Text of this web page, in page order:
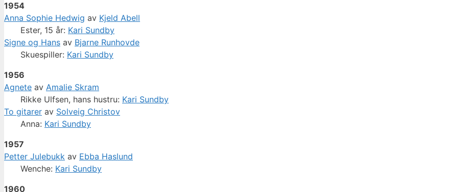
1954
Anna Sophie Hedwig av Kjeld Abell
Ester, 15 år: Kari Sundby
Signe og Hans av Bjarne Runhovde
Skuespiller: Kari Sundby
1956
Agnete av Amalie Skram
Rikke Ulfsen, hans hustru: Kari Sundby
To gitarer av Solveig Christov
Anna: Kari Sundby
1957
Petter Julebukk av Ebba Haslund
Wenche: Kari Sundby
1960